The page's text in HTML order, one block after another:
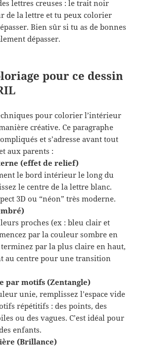
lettres creuses : le trait noir
de la lettre et tu peux colorier
Bien sûr si tu as de bonnes
dépasser.
pour ce dessin
pour colorier l’intérieur
créative. Ce paragraphe
et s’adresse avant tout
aux parents :
(effet de relief)
le bord intérieur le long du
le centre de la lettre blanc.
3D ou “néon” très moderne.
proches (ex : bleu clair et
par la couleur sombre en
par la plus claire en haut,
au centre pour une transition
par motifs (Zentangle)
unie, remplissez l’espace vide
répétitifs : des points, des
ou des vagues. C’est idéal pour
enfants.
(Brillance)